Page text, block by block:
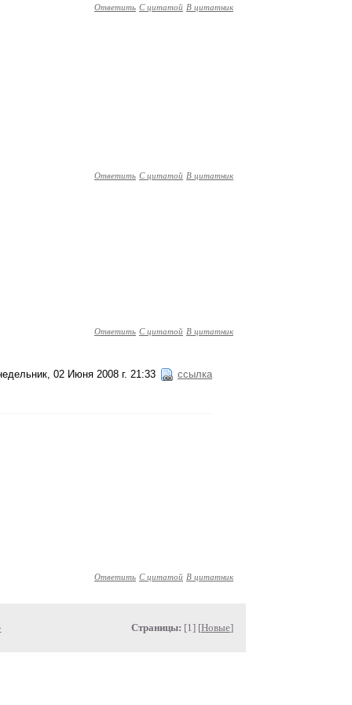
Ответить С цитатой В цитатник
Ответить С цитатой В цитатник
Ответить С цитатой В цитатник
02 Июня 2008 г. 21:33 ссылка
Ответить С цитатой В цитатник
Страницы: [1] [Новые]